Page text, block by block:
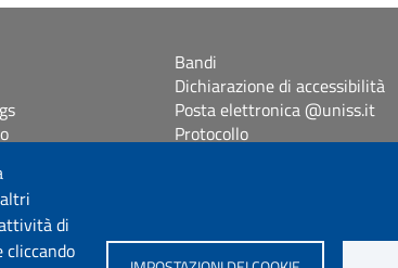
di
Bandi
Dichiarazione di accessibilità
Posta elettronica @uniss.it
Protocollo